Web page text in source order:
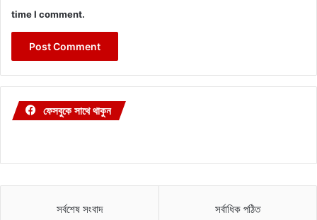
time I comment.
ফেসবুকে সাথে থাকুন
সর্বশেষ সংবাদ সর্বাধিক পঠিত